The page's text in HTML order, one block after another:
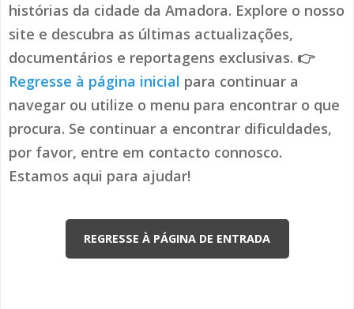
histórias da cidade da Amadora. Explore o nosso
site e descubra as últimas actualizações,
documentários e reportagens exclusivas. 👉
Regresse à página inicial para continuar a
navegar ou utilize o menu para encontrar o que
procura. Se continuar a encontrar dificuldades,
por favor, entre em contacto connosco.
Estamos aqui para ajudar!
REGRESSE À PÁGINA DE ENTRADA